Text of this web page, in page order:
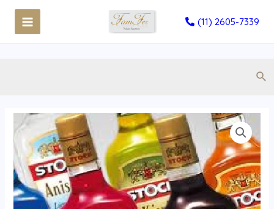
(11) 2605-7339